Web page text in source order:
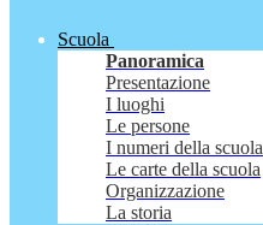
Scuola
Panoramica
Presentazione
I luoghi
Le persone
I numeri della scuola
Le carte della scuola
Organizzazione
La storia